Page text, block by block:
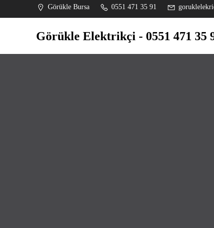
geç
Görükle Bursa 0551 471 35 91
Görükle Elektrikçi - 0551 471 35